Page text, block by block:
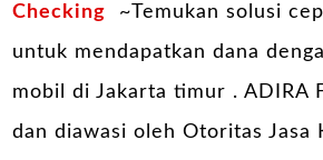
Checking ~Temukan solusi
untuk mendapatkan dana
mobil di Jakarta timur . ADIRA
dan diawasi oleh Otoritas Jasa